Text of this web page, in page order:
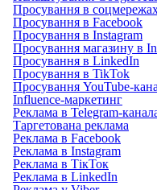
Просування в
Просування в Facebook
Просування в Instagram
Просування магазину в
Просування в LinkedIn
Просування в TikTok
Просування YouTube-
Influence-маркетинг
Реклама в Telegram-
Таргетована реклама
Реклама в Facebook
Реклама в Instagram
Реклама в ТікТок
Реклама в LinkedIn